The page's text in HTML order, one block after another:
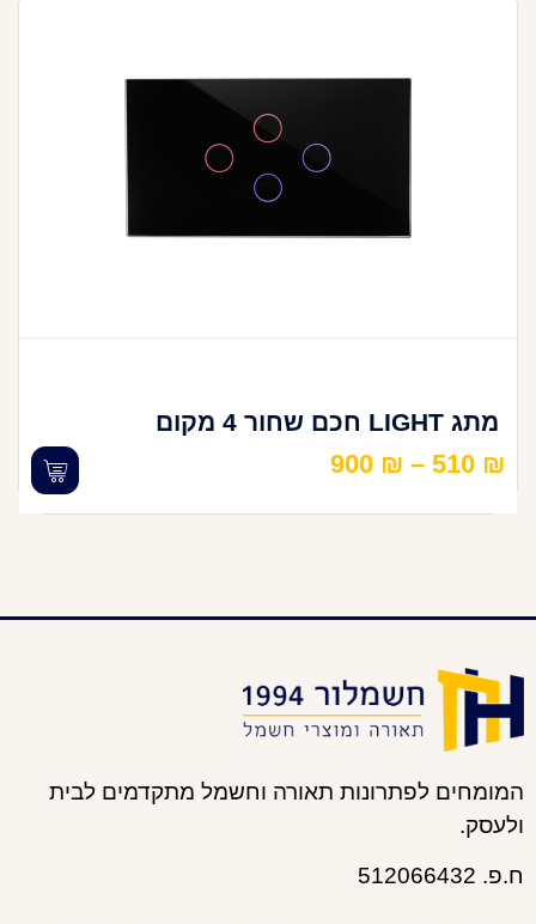
מתג LIGHT חכם שחור 4 מקום
510 ₪
–
900 ₪
המומחים לפתרונות תאורה וחשמל מתקדמים לבית
ולעסק.
ח.פ. 512066432